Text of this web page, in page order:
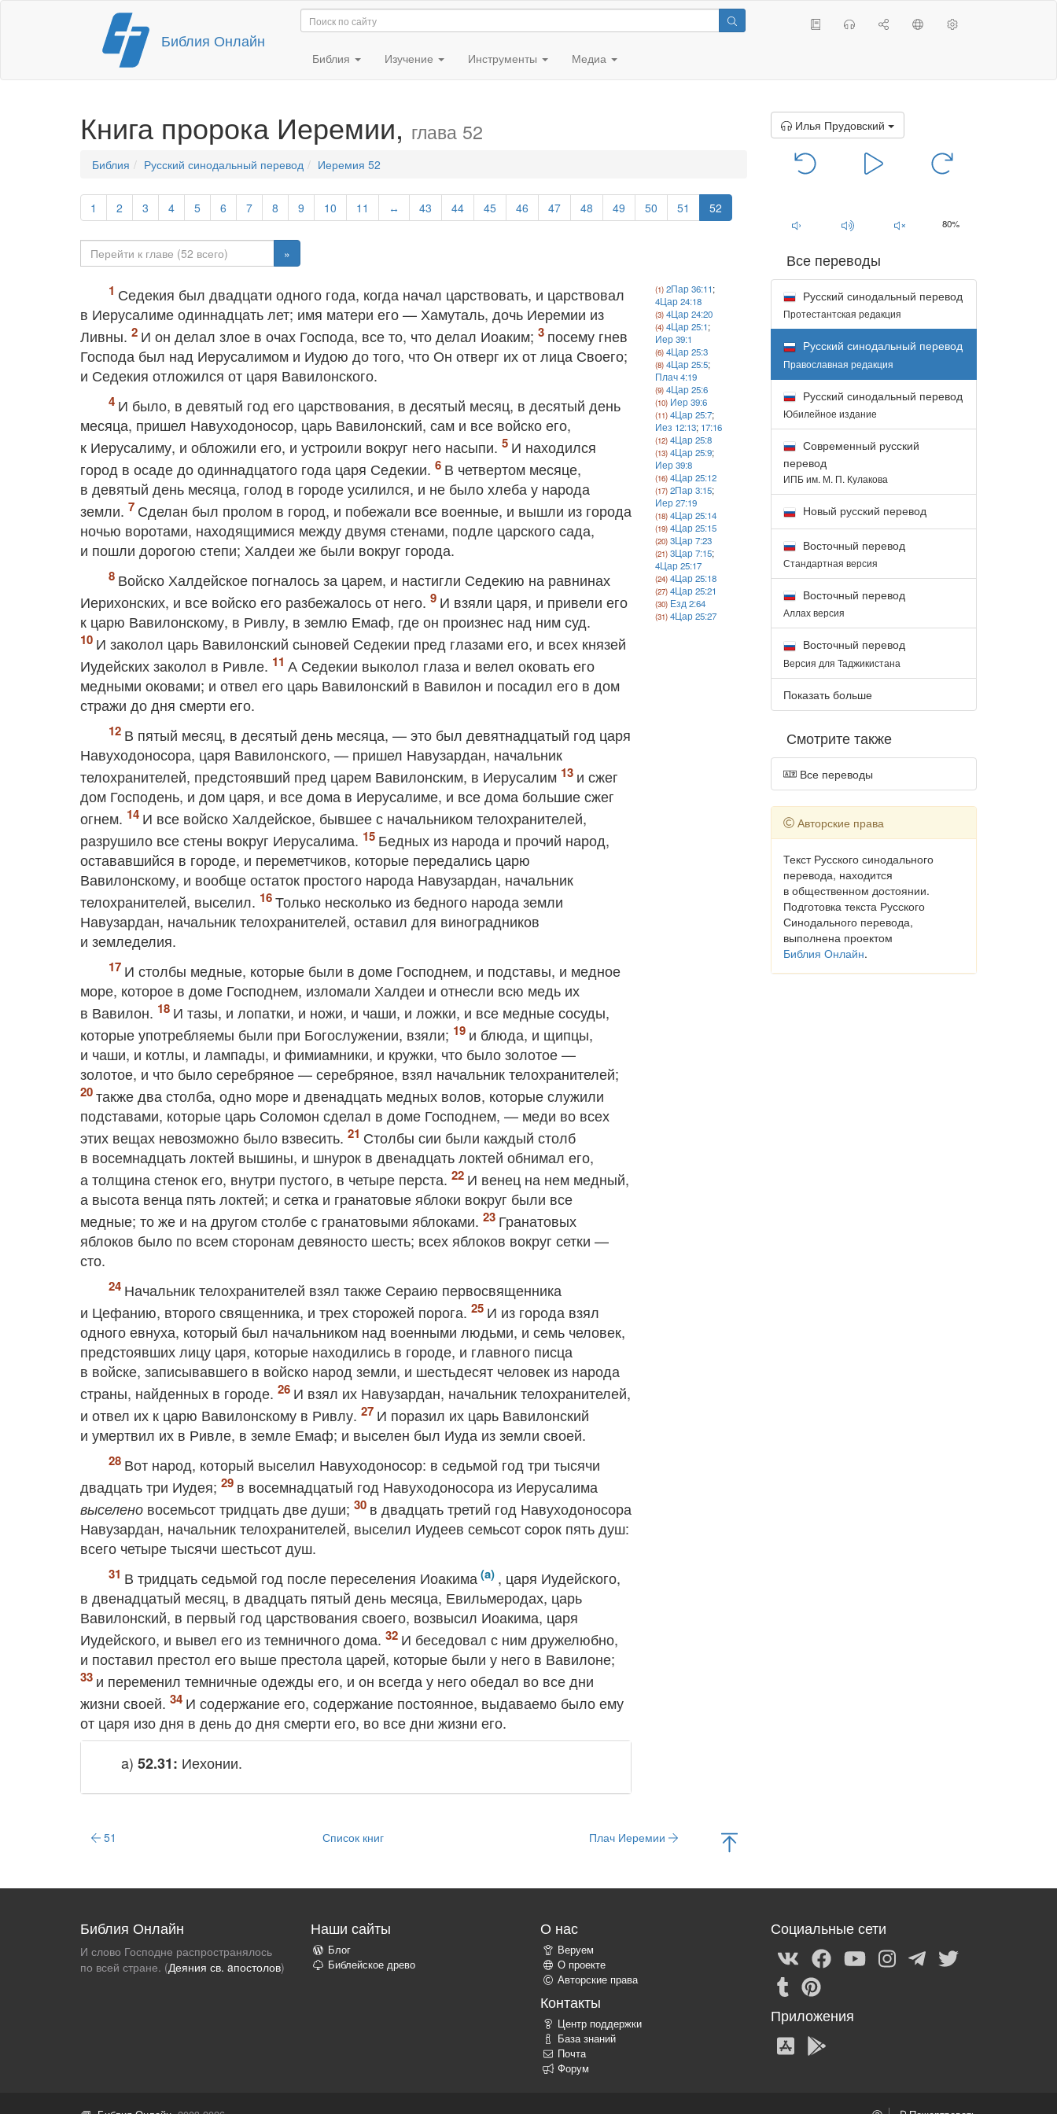
Перейти
содержимому
Библия Онлайн
Библия Изучение Инструменты Медиа
Книга пророка Иеремии, глава 52
Библия Русский синодальный перевод Иеремия 52
1 2 3 4 5 6 7 8 9 10 11 ↔ 43 44 45 46 47 48 49 50 51 52
»
Седекия был двадцати одного года, когда начал царствовать, и царствовал
в Иерусалиме одиннадцать лет; имя матери его — Хамуталь, дочь Иеремии из
Ливны.
И он делал злое в очах Господа, все то, что делал Иоаким;
посему гнев
Господа был над Иерусалимом и Иудою до того, что Он отверг их от лица Своего;
и Седекия отложился от царя Вавилонского.
И было, в девятый год его царствования, в десятый месяц, в десятый день
месяца, пришел Навуходоносор, царь Вавилонский, сам и все войско его,
к Иерусалиму, и обложили его, и устроили вокруг него насыпи.
И находился
город в осаде до одиннадцатого года царя Седекии.
В четвертом месяце,
в девятый день месяца, голод в городе усилился, и не было хлеба у народа
земли.
Сделан был пролом в город, и побежали все военные, и вышли из города
ночью воротами, находящимися между двумя стенами, подле царского сада,
и пошли дорогою степи; Халдеи же были вокруг города.
Войско Халдейское погналось за царем, и настигли Седекию на равнинах
Иерихонских, и все войско его разбежалось от него.
И взяли царя, и привели его
к царю Вавилонскому, в Ривлу, в землю Емаф, где он произнес над ним суд.
И заколол царь Вавилонский сыновей Седекии пред глазами его, и всех князей
Иудейских заколол в Ривле.
А Седекии выколол глаза и велел оковать его
медными оковами; и отвел его царь Вавилонский в Вавилон и посадил его в дом
стражи до дня смерти его.
В пятый месяц, в десятый день месяца, — это был девятнадцатый год царя
Навуходоносора, царя Вавилонского, — пришел Навузардан, начальник
телохранителей, предстоявший пред царем Вавилонским, в Иерусалим
и сжег
дом Господень, и дом царя, и все дома в Иерусалиме, и все дома большие сжег
огнем.
И все войско Халдейское, бывшее с начальником телохранителей,
разрушило все стены вокруг Иерусалима.
Бедных из народа и прочий народ,
остававшийся в городе, и переметчиков, которые передались царю
Вавилонскому, и вообще остаток простого народа Навузардан, начальник
телохранителей, выселил.
Только несколько из бедного народа земли
Навузардан, начальник телохранителей, оставил для виноградников
и земледелия.
И столбы медные, которые были в доме Господнем, и подставы, и медное
море, которое в доме Господнем, изломали Халдеи и отнесли всю медь их
в Вавилон.
И тазы, и лопатки, и ножи, и чаши, и ложки, и все медные сосуды,
которые употребляемы были при Богослужении, взяли;
и блюда, и щипцы,
и чаши, и котлы, и лампады, и фимиамники, и кружки, что было золотое —
золотое, и что было серебряное — серебряное, взял начальник телохранителей;
также два столба, одно море и двенадцать медных волов, которые служили
подставами, которые царь Соломон сделал в доме Господнем, — меди во всех
этих вещах невозможно было взвесить.
Столбы сии были каждый столб
в восемнадцать локтей вышины, и шнурок в двенадцать локтей обнимал его,
а толщина стенок его, внутри пустого, в четыре перста.
И венец на нем медный,
а высота венца пять локтей; и сетка и гранатовые яблоки вокруг были все
медные; то же и на другом столбе с гранатовыми яблоками.
Гранатовых
яблоков было по всем сторонам девяносто шесть; всех яблоков вокруг сетки —
сто.
Начальник телохранителей взял также Сераию первосвященника
и Цефанию, второго священника, и трех сторожей порога.
И из города взял
одного евнуха, который был начальником над военными людьми, и семь человек,
предстоявших лицу царя, которые находились в городе, и главного писца
в войске, записывавшего в войско народ земли, и шестьдесят человек из народа
страны, найденных в городе.
И взял их Навузардан, начальник телохранителей,
и отвел их к царю Вавилонскому в Ривлу.
И поразил их царь Вавилонский
и умертвил их в Ривле, в земле Емаф; и выселен был Иуда из земли своей.
Вот народ, который выселил Навуходоносор: в седьмой год три тысячи
двадцать три Иудея;
в восемнадцатый год Навуходоносора из Иерусалима
выселено восемьсот тридцать две души;
в двадцать третий год Навуходоносора
Навузардан, начальник телохранителей, выселил Иудеев семьсот сорок пять душ:
всего четыре тысячи шестьсот душ.
В тридцать седьмой год после переселения Иоакима
, царя Иудейского,
в двенадцатый месяц, в двадцать пятый день месяца, Евильмеродах, царь
Вавилонский, в первый год царствования своего, возвысил Иоакима, царя
Иудейского, и вывел его из темничного дома.
И беседовал с ним дружелюбно,
и поставил престол его выше престола царей, которые были у него в Вавилоне;
и переменил темничные одежды его, и он всегда у него обедал во все дни
жизни своей.
И содержание его, содержание постоянное, выдаваемо было ему
от царя изо дня в день до дня смерти его, во все дни жизни его.
a) 52.31: Иехонии.
2Пар 36:11;
4Цар 24:18
4Цар 24:20
4Цар 25:1;
Иер 39:1
4Цар 25:3
4Цар 25:5;
Плач 4:19
4Цар 25:6
Иер 39:6
4Цар 25:7;
Иез 12:13; 17:16
4Цар 25:8
4Цар 25:9;
Иер 39:8
4Цар 25:12
2Пар 3:15;
Иер 27:19
4Цар 25:14
4Цар 25:15
3Цар 7:23
3Цар 7:15;
4Цар 25:17
4Цар 25:18
4Цар 25:21
Езд 2:64
4Цар 25:27
51 Список книг Плач Иеремии
Илья Прудовский
80%
Все переводы
Русский синодальный перевод
Протестантская редакция
Русский синодальный перевод
Православная редакция
Русский синодальный перевод
Юбилейное издание
Современный русский
перевод
ИПБ им. М. П. Кулакова
Новый русский перевод
Восточный перевод
Стандартная версия
Восточный перевод
Аллах версия
Восточный перевод
Версия для Таджикистана
Показать больше
Смотрите также
Все переводы
Авторские права
Текст Русского синодального
перевода, находится
в общественном достоянии.
Подготовка текста Русского
Синодального перевода,
выполнена проектом
Библия Онлайн.
Библия Онлайн
И слово Господне распространялось
по всей стране. (Деяния св. aпостолов)
Наши сайты
Блог
Библейское древо
О нас
Веруем
О проекте
Авторские права
Контакты
Центр поддержки
База знаний
Почта
Форум
Социальные сети
Приложения